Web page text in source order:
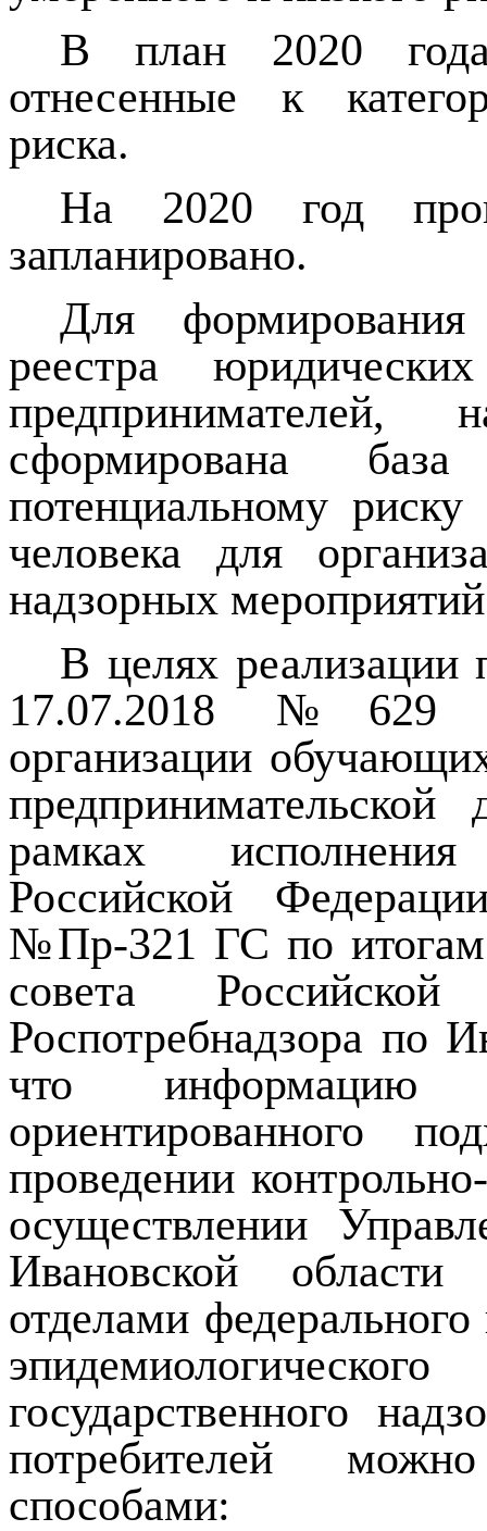
В план 2020
отнесенные к
риска.
На 2020 год
запланировано.
Для
реестра
предпринимателей,
сформирована
потенциальному
человека для
надзорных
В целях реализации
17.07.2018 №629
организации
предпринимательской
рамках
Российской
№Пр-321 ГС по итогам
совета
Роспотребнадзора по
что
ориентированного
проведении
осуществлении
Ивановской
отделами федерального
государственного
потребителей
способами: